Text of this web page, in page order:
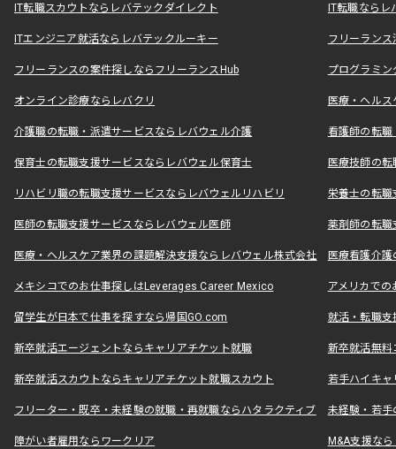
IT転職スカウトならレバテックダイレクト IT転職なら
ITエンジニア就活ならレバテックルーキー フリーラン
フリーランスの案件探しならフリーランスHub プログラミ
オンライン診療ならレバクリ 医療・ヘル
介護職の転職・派遣サービスならレバウェル介護 看護師の転
保育士の転職支援サービスならレバウェル保育士 医療技師の
リハビリ職の転職支援サービスならレバウェルリハビリ 栄養士の転
医師の転職支援サービスならレバウェル医師 薬剤師の転
医療・ヘルスケア業界の課題解決支援ならレバウェル株式会社 医療看護介
メキシコでのお仕事探しはLeverages Career Mexico アメリカで
留学生が日本で仕事を探すなら帰国GO.com 就活・転職
新卒就活エージェントならキャリアチケット就職 新卒就活無料
新卒就活スカウトならキャリアチケット就職スカウト 若手ハイキ
フリーター・既卒・未経験の就職・再就職ならハタラクティブ 未経験・若手
障がい者雇用ならワークリア M&A支援な